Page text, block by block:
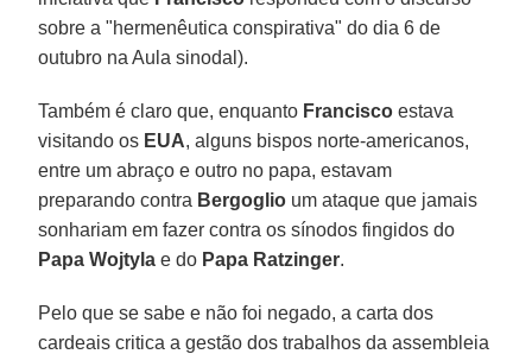
sobre a "hermenêutica conspirativa" do dia 6 de
outubro na Aula sinodal).
Também é claro que, enquanto Francisco estava
visitando os EUA, alguns bispos norte-americanos,
entre um abraço e outro no papa, estavam
preparando contra Bergoglio um ataque que jamais
sonhariam em fazer contra os sínodos fingidos do
Papa Wojtyla e do Papa Ratzinger.
Pelo que se sabe e não foi negado, a carta dos
cardeais critica a gestão dos trabalhos da assembleia